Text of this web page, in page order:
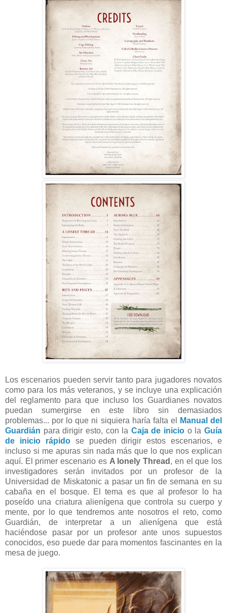
Los escenarios pueden servir tanto para jugadores novatos
como para los más veteranos, y se incluye una explicación
del reglamento para que incluso los Guardianes novatos
puedan sumergirse en este libro sin demasiados
problemas... por lo que ni siquiera haría falta el
Manual del
Guardián para dirigir esto, con la Caja de inicio o laGuía
de inicio rápidose pueden dirigir estos escenarios, e
incluso si me apuras sin nada más que lo que nos explican
aquí. El primer escenario es A lonely Thread , en el que los
investigadores serán invitados por un profesor de la
Universidad de Miskatonic a pasar un fin de semana en su
cabaña en el bosque. El tema es que al profesor lo ha
poseído una criatura alienígena que controla su cuerpo y
mente, por lo que tendremos ante nosotros el reto, como
Guardián, de interpretar a un alienígena que está
haciéndose pasar por un profesor ante unos supuestos
conocidos, eso puede dar para momentos fascinantes en la
mesa de juego.